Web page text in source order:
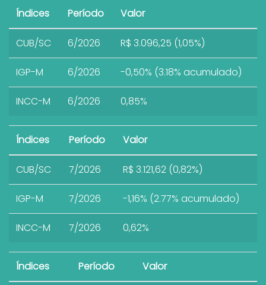
Índices Período Valor
CUB/SC 6/2026 R$ 3.096,25 (1,05%)
IGP-M 6/2026 -0,50% (3.18% acumulado)
INCC-M 6/2026 0,85%
Índices Período Valor
CUB/SC 7/2026 R$ 3.121,62 (0,82%)
IGP-M 7/2026 -1,16% (2.77% acumulado)
INCC-M 7/2026 0,62%
Índices Período Valor